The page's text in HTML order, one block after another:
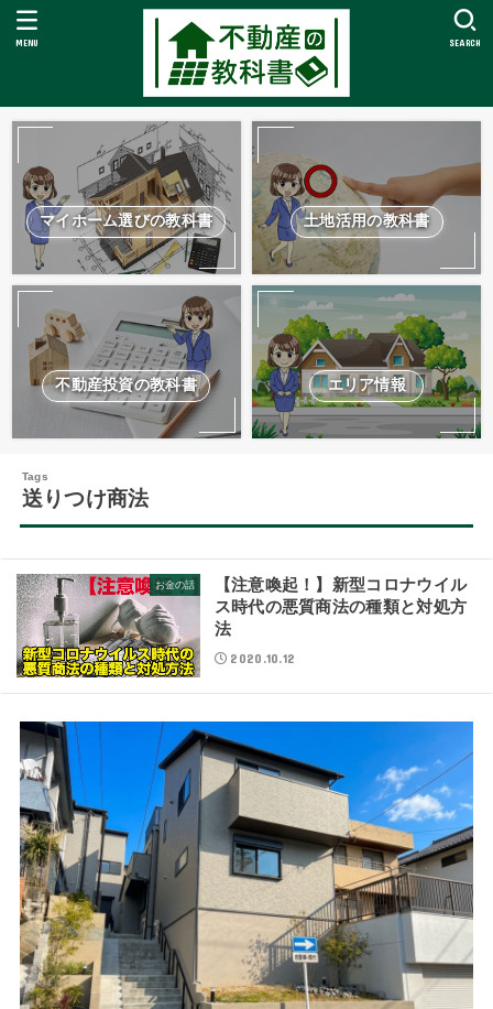
SEARCH
MENU
マイホーム選びの教科書 土地活用の教科書
不動産投資の教科書 エリア情報
送りつけ商法
お金の話
【注意喚起！】新型コロナウイル
ス時代の悪質商法の種類と対処方
法
2020.10.12